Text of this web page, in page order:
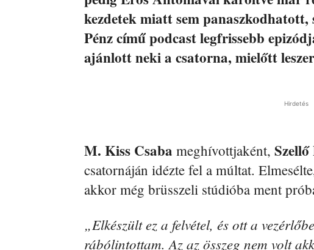
kezdetek miatt sem panaszkodhatott,
Pénz című podcast legfrissebb
ajánlott neki a csatorna, mielőtt
Hirdetés
M. Kiss Csaba meghívottjaként,
csatornáján idézte fel a múltat.
akkor még brüsszeli stúdióba ment
„Elkészült ez a felvétel, és ott a
rábólintottam. Az az összeg nem volt